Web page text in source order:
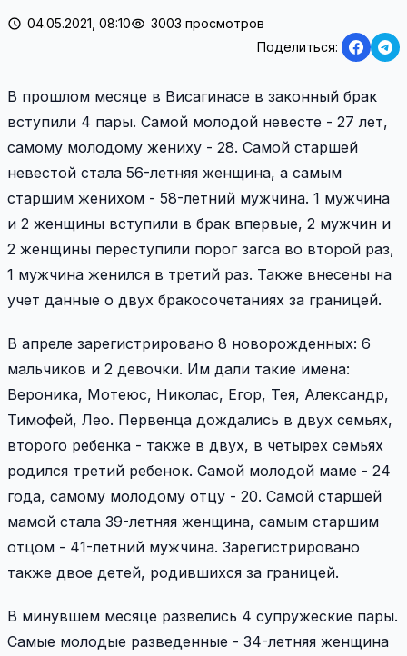
04.05.2021, 08:10
3003 просмотров
Поделиться:
В прошлом месяце в Висагинасе в законный брак
вступили 4 пары. Самой молодой невесте - 27 лет,
самому молодому жениху - 28. Самой старшей
невестой стала 56-летняя женщина, а самым
старшим женихом - 58-летний мужчина. 1 мужчина
и 2 женщины вступили в брак впервые, 2 мужчин и
2 женщины переступили порог загса во второй раз,
1 мужчина женился в третий раз. Также внесены на
учет данные о двух бракосочетаниях за границей.
В апреле зарегистрировано 8 новорожденных: 6
мальчиков и 2 девочки. Им дали такие имена:
Вероника, Мотеюс, Николас, Егор, Тея, Александр,
Тимофей, Лео. Первенца дождались в двух семьях,
второго ребенка - также в двух, в четырех семьях
родился третий ребенок. Самой молодой маме - 24
года, самому молодому отцу - 20. Самой старшей
мамой стала 39-летняя женщина, самым старшим
отцом - 41-летний мужчина. Зарегистрировано
также двое детей, родившихся за границей.
В минувшем месяце развелись 4 супружеские пары.
Самые молодые разведенные - 34-летняя женщина